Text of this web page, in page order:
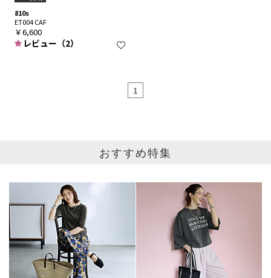
810s
ET004 CAF
￥6,600
レビュー（2）
1
カテゴリ その他全て
サイズ
掲載雑誌
おすすめ特集